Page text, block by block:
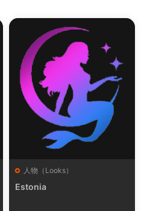
人物（Looks）
Estonia